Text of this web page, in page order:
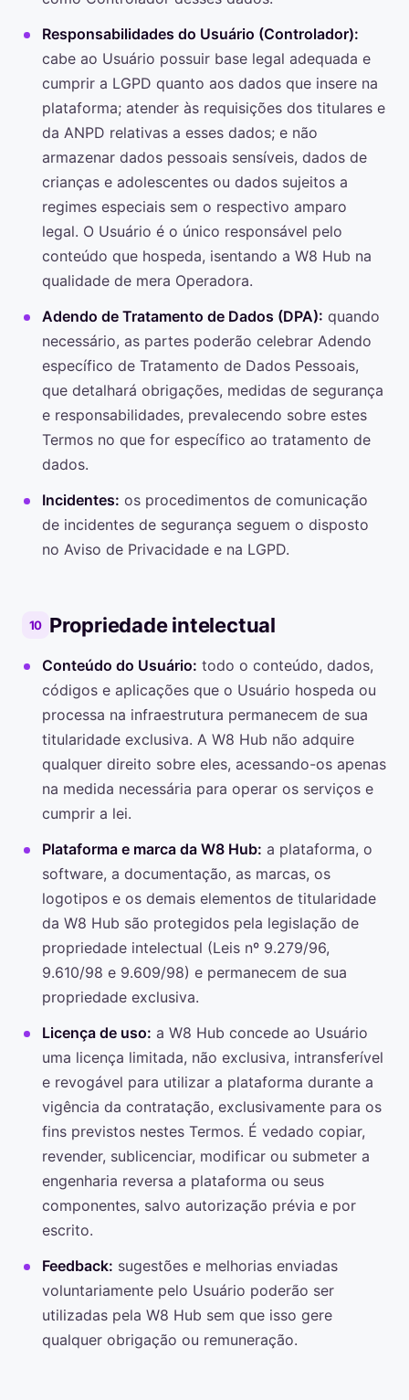
Responsabilidades do Usuário (Controlador):
cabe ao Usuário possuir base legal adequada e
cumprir a LGPD quanto aos dados que insere na
plataforma; atender às requisições dos titulares e
da ANPD relativas a esses dados; e não
armazenar dados pessoais sensíveis, dados de
crianças e adolescentes ou dados sujeitos a
regimes especiais sem o respectivo amparo
legal. O Usuário é o único responsável pelo
conteúdo que hospeda, isentando a W8 Hub na
qualidade de mera Operadora.
Adendo de Tratamento de Dados (DPA): quando
necessário, as partes poderão celebrar Adendo
específico de Tratamento de Dados Pessoais,
que detalhará obrigações, medidas de segurança
e responsabilidades, prevalecendo sobre estes
Termos no que for específico ao tratamento de
dados.
Incidentes: os procedimentos de comunicação
de incidentes de segurança seguem o disposto
no Aviso de Privacidade e na LGPD.
10 Propriedade intelectual
Conteúdo do Usuário: todo o conteúdo, dados,
códigos e aplicações que o Usuário hospeda ou
processa na infraestrutura permanecem de sua
titularidade exclusiva. A W8 Hub não adquire
qualquer direito sobre eles, acessando-os apenas
na medida necessária para operar os serviços e
cumprir a lei.
Plataforma e marca da W8 Hub: a plataforma, o
software, a documentação, as marcas, os
logotipos e os demais elementos de titularidade
da W8 Hub são protegidos pela legislação de
propriedade intelectual (Leis nº 9.279/96,
9.610/98 e 9.609/98) e permanecem de sua
propriedade exclusiva.
Licença de uso: a W8 Hub concede ao Usuário
uma licença limitada, não exclusiva, intransferível
e revogável para utilizar a plataforma durante a
vigência da contratação, exclusivamente para os
fins previstos nestes Termos. É vedado copiar,
revender, sublicenciar, modificar ou submeter a
engenharia reversa a plataforma ou seus
componentes, salvo autorização prévia e por
escrito.
Feedback: sugestões e melhorias enviadas
voluntariamente pelo Usuário poderão ser
utilizadas pela W8 Hub sem que isso gere
qualquer obrigação ou remuneração.